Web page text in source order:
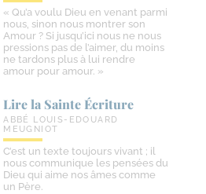
« Qu’a voulu Dieu en venant parmi
nous, sinon nous montrer son
Amour ? Si jusqu’ici nous ne nous
pressions pas de l’aimer, du moins
ne tardons plus à lui rendre
amour pour amour. »
Lire la Sainte Écriture
ABBÉ LOUIS-EDOUARD
MEUGNIOT
C’est un texte toujours vivant ; il
nous communique les pensées du
Dieu qui aime nos âmes comme
un Père.